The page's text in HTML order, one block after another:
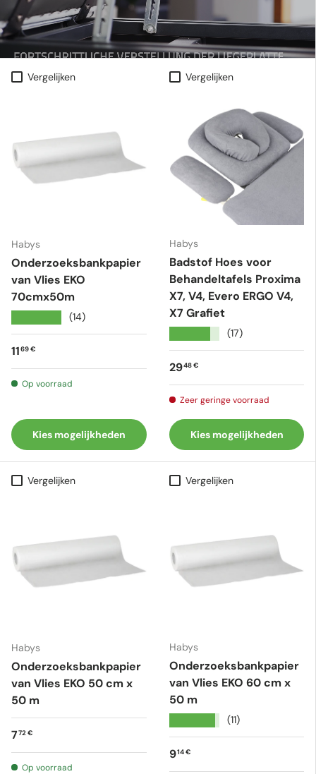
Vergelijken
Habys
Onderzoeksbankpapier
van Vlies EKO
70cmx50m
(14)
Reguliere prijs
1169 €
Op voorraad
Kies mogelijkheden
Vergelijken
Habys
Badstof Hoes voor
Behandeltafels Proxima
X7, V4, Evero ERGO V4,
X7 Grafiet
(17)
Reguliere prijs
2948 €
Zeer geringe voorraad
Kies mogelijkheden
Vergelijken
Habys
Onderzoeksbankpapier
van Vlies EKO 50 cm x
50 m
Reguliere prijs
772 €
Op voorraad
Vergelijken
Habys
Onderzoeksbankpapier
van Vlies EKO 60 cm x
50 m
(11)
Reguliere prijs
914 €